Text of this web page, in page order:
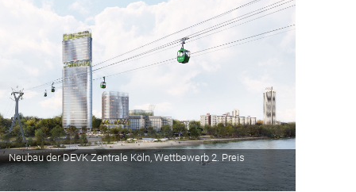
Neubau der DEVK Zentrale Köln, Wettbewerb 2. Preis